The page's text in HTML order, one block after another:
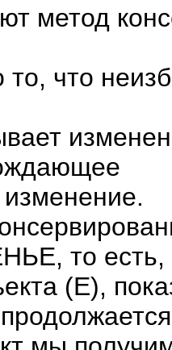
метод
что
то есть,
(Е),